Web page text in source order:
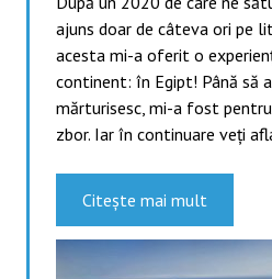
ajuns doar de câteva ori pe
acesta mi-a oferit o
continent: în Egipt! Până să
mărturisesc, mi-a fost
zbor. Iar în continuare veți
Citește mai mult